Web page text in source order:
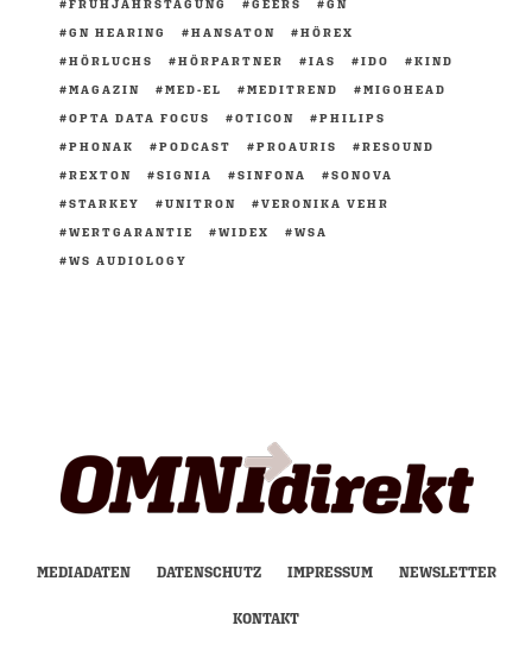
FRÜHJAHRSTAGUNG
GEERS
GN
GN HEARING
HANSATON
HÖREX
HÖRLUCHS
HÖRPARTNER IAS IDO
KIND
MAGAZIN
MED-EL MEDITREND
MIGOHEAD
OPTA DATA FOCUS
OTICON
PHILIPS
PHONAK
PODCAST PROAURIS
RESOUND
REXTON
SIGNIA SINFONA
SONOVA
STARKEY
UNITRON
VERONIKA VEHR
WERTGARANTIE
WIDEX
WSA
WS AUDIOLOGY
MEDIADATEN DATENSCHUTZ IMPRESSUM NEWSLETTER
KONTAKT